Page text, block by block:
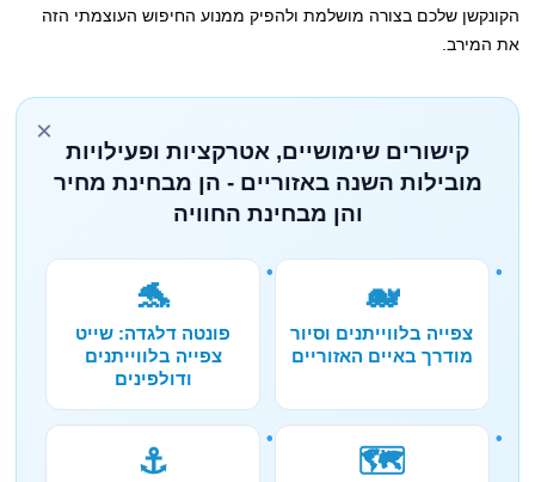
הקונקשן שלכם בצורה מושלמת ולהפיק ממנוע החיפוש העוצמתי הזה
את המירב.
×
קישורים שימושיים, אטרקציות ופעילויות
מובילות השנה באזוריים - הן מבחינת מחיר
והן מבחינת החוויה
🐋
צפייה בלווייתנים וסיור
מודרך באיים האזוריים
🐬
פונטה דלגדה: שייט
צפייה בלווייתנים
ודולפינים
🗺️
⚓